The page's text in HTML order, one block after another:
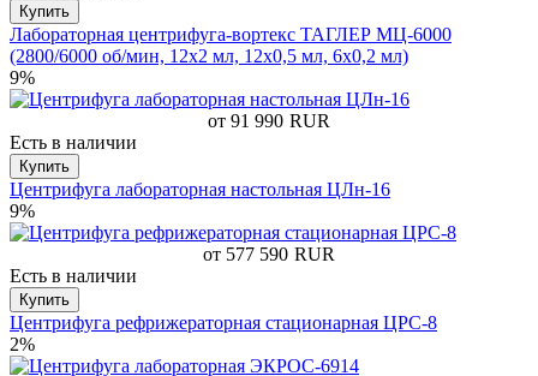
Купить
Лабораторная центрифуга-вортекс ТАГЛЕР МЦ-6000
(2800/6000 об/мин, 12x2 мл, 12х0,5 мл, 6х0,2 мл)
9%
от 91 990 RUR
Есть в наличии
Купить
Центрифуга лабораторная настольная ЦЛн-16
9%
от 577 590 RUR
Есть в наличии
Купить
Центрифуга рефрижераторная стационарная ЦРС-8
2%